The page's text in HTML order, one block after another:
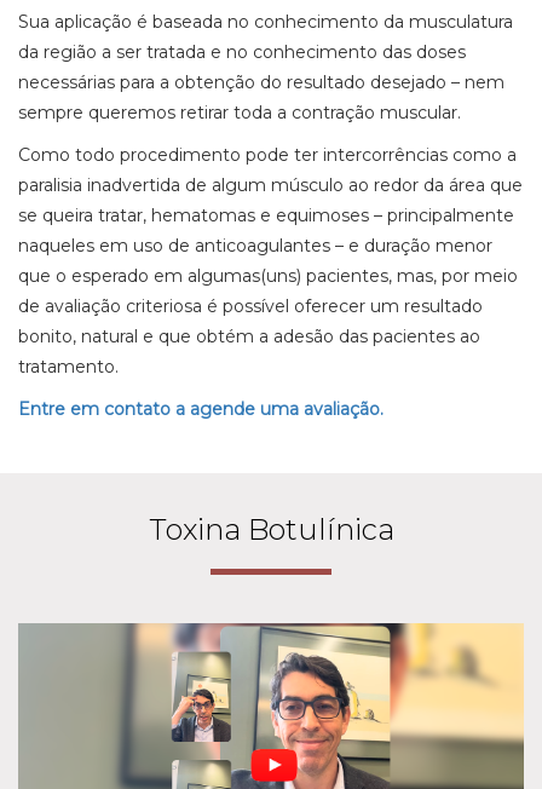
Sua aplicação é baseada no conhecimento da musculatura
da região a ser tratada e no conhecimento das doses
necessárias para a obtenção do resultado desejado – nem
sempre queremos retirar toda a contração muscular.
Como todo procedimento pode ter intercorrências como a
paralisia inadvertida de algum músculo ao redor da área que
se queira tratar, hematomas e equimoses – principalmente
naqueles em uso de anticoagulantes – e duração menor
que o esperado em algumas(uns) pacientes, mas, por meio
de avaliação criteriosa é possível oferecer um resultado
bonito, natural e que obtém a adesão das pacientes ao
tratamento.
Entre em contato a agende uma avaliação.
Toxina Botulínica